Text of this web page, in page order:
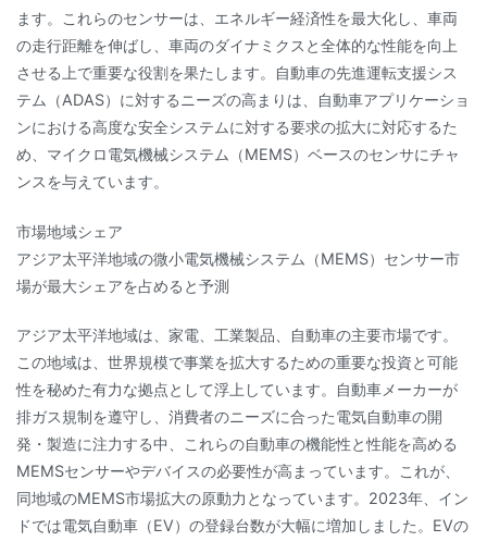
ます。これらのセンサーは、エネルギー経済性を最大化し、車両
の走行距離を伸ばし、車両のダイナミクスと全体的な性能を向上
させる上で重要な役割を果たします。自動車の先進運転支援シス
テム（ADAS）に対するニーズの高まりは、自動車アプリケーショ
ンにおける高度な安全システムに対する要求の拡大に対応するた
め、マイクロ電気機械システム（MEMS）ベースのセンサにチャ
ンスを与えています。
市場地域シェア
アジア太平洋地域の微小電気機械システム（MEMS）センサー市
場が最大シェアを占めると予測
アジア太平洋地域は、家電、工業製品、自動車の主要市場です。
この地域は、世界規模で事業を拡大するための重要な投資と可能
性を秘めた有力な拠点として浮上しています。自動車メーカーが
排ガス規制を遵守し、消費者のニーズに合った電気自動車の開
発・製造に注力する中、これらの自動車の機能性と性能を高める
MEMSセンサーやデバイスの必要性が高まっています。これが、
同地域のMEMS市場拡大の原動力となっています。2023年、イン
ドでは電気自動車（EV）の登録台数が大幅に増加しました。EVの